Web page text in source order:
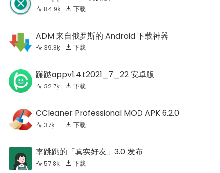
84.9ķ 下载
ADM 来自俄罗斯的 Android 下载神器
39.8ķ 下载
蹦跶appv1.4.t2021_7_22 安卓版
32.7ķ 下载
CCleaner Professional MOD APK 6.2.0
37ķ 下载
李跳跳的「真实好友」3.0 发布
57.8ķ 下载